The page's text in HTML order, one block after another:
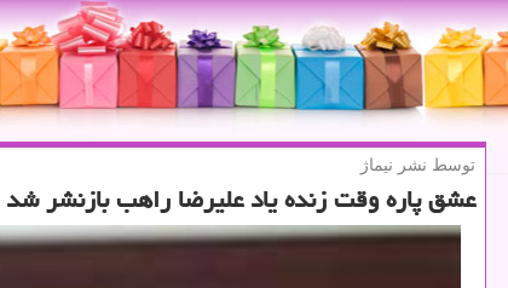
توسط نشر نیماژ
عشق پاره وقت زنده یاد علیرضا راهب بازنشر شد